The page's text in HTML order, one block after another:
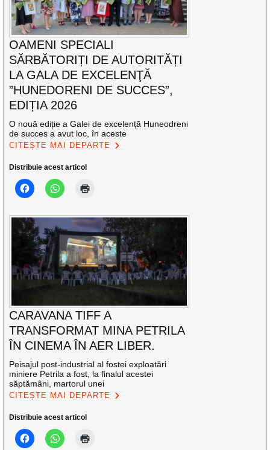
OAMENI SPECIALI
SĂRBĂTORIȚI DE AUTORITĂȚI
LA GALA DE EXCELENŢĂ
”HUNEDORENI DE SUCCES”,
EDIȚIA 2026
O nouă ediție a Galei de excelență Huneodreni
de succes a avut loc, în aceste
CITEȘTE MAI DEPARTE
Distribuie acest articol
CARAVANA TIFF A
TRANSFORMAT MINA PETRILA
ÎN CINEMA ÎN AER LIBER.
Peisajul post-industrial al fostei exploatări
miniere Petrila a fost, la finalul acestei
săptămâni, martorul unei
CITEȘTE MAI DEPARTE
Distribuie acest articol